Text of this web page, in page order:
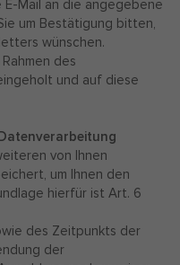
Mail an die angegebene
um Bestätigung bitten,
wünschen.
des
und auf diese
von Ihnen
um Ihnen den
hierfür ist Art. 6
des Zeitpunkts der
der